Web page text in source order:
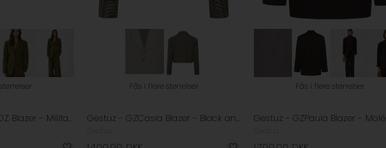
Gestuz - GZOlivia OZ Blazer - Military Olive
Fås i flere størrelser
Gestuz - GZCasia Blazer - Black and white houndstooth
Fås i flere størrelser
Gestuz - GZPaula Blazer - Molé